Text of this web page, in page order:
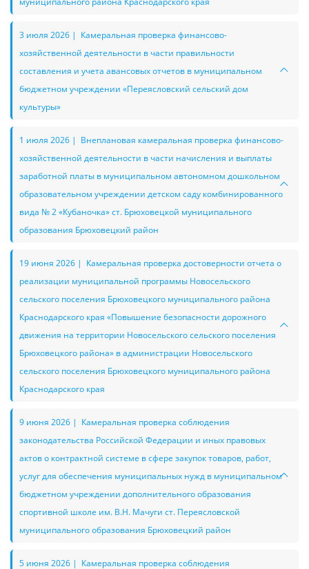
3 июля 2026 | Камеральная проверка финансово-
хозяйственной деятельности в части правильности
составления и учета авансовых отчетов в муниципальном
бюджетном учреждении «Переясловский сельский дом
культуры»
1 июля 2026 | Внеплановая камеральная проверка финансово-
хозяйственной деятельности в части начисления и выплаты
заработной платы в муниципальном автономном дошкольном
образовательном учреждении детском саду комбинированного
вида № 2 «Кубаночка» ст. Брюховецкой муниципального
образования Брюховецкий район
19 июня 2026 | Камеральная проверка достоверности отчета о
реализации муниципальной программы Новосельского
сельского поселения Брюховецкого муниципального района
Краснодарского края «Повышение безопасности дорожного
движения на территории Новосельского сельского поселения
Брюховецкого района» в администрации Новосельского
сельского поселения Брюховецкого муниципального района
Краснодарского края
9 июня 2026 | Камеральная проверка соблюдения
законодательства Российской Федерации и иных правовых
актов о контрактной системе в сфере закупок товаров, работ,
услуг для обеспечения муниципальных нужд в муниципальном
бюджетном учреждении дополнительного образования
спортивной школе им. В.Н. Мачуги ст. Переясловской
муниципального образования Брюховецкий район
5 июня 2026 | Камеральная проверка соблюдения